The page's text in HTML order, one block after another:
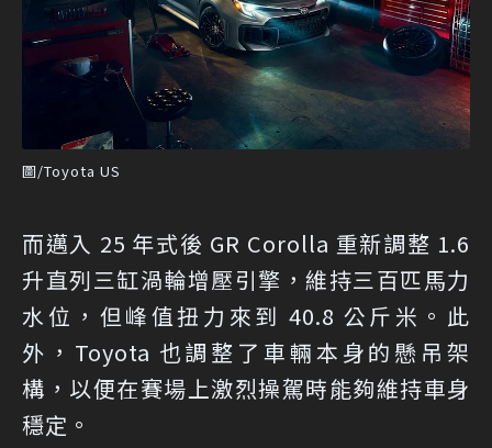
圖/Toyota US
而邁入 25 年式後 GR Corolla 重新調整 1.6
升直列三缸渦輪增壓引擎，維持三百匹馬力
水位，但峰值扭力來到 40.8 公斤米。此
外，Toyota 也調整了車輛本身的懸吊架
構，以便在賽場上激烈操駕時能夠維持車身
穩定。